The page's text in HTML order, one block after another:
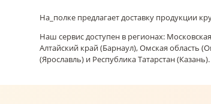
На_полке предлагает доставку продукции
Наш сервис доступен в регионах:
Алтайский край (Барнаул), Омская область
(Ярославль) и Республика Татарстан (Казань).